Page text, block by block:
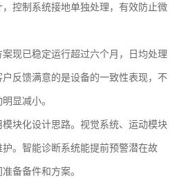
控制系统接地单独处理，有效防止微
案现已稳定运行超过六个月，日均处理
反馈满意的是设备的一致性表现，不
显减小。
块化设计思路。视觉系统、运动模块
。智能诊断系统能提前预警潜在故
备备件和方案。